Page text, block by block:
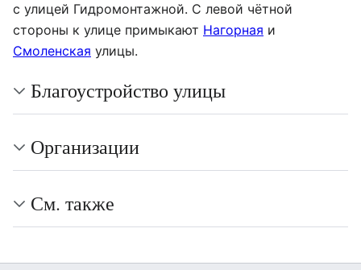
с улицей Гидромонтажной. С левой чётной
стороны к улице примыкают Нагорная и
Смоленская улицы.
Благоустройство улицы
Организации
См. также